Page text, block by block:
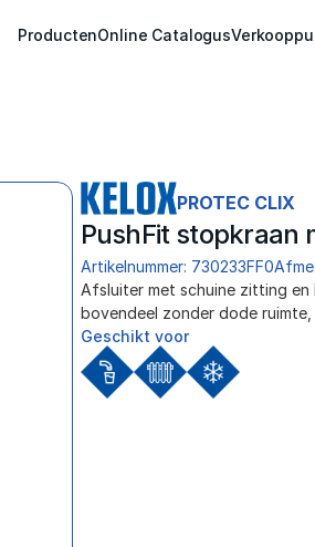
ProductenOnline Catalogus
PROTEC CLIX
PushFit stopkraan
Artikelnummer: 730233FF0
Afsluiter met schuine zitting en
bovendeel zonder dode
Geschikt voor